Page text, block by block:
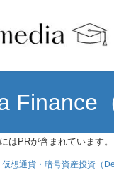
Finance
はPRが含まれています。
仮想通貨・暗号資産投資（